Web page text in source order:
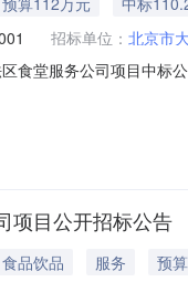
招标单位： 北京市
食堂服务公司项目中标
2号楼1层102中标金额
项目公开招标公告
食品饮品 服务
预